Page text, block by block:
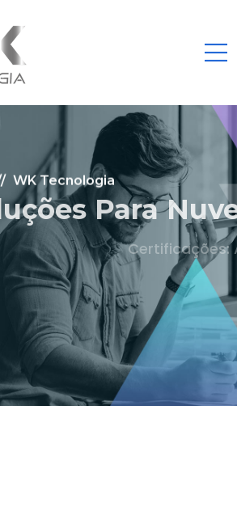
WK Tecnologia
Para Nuvem.
Partner, Microsoft Gold
Fale Conosco